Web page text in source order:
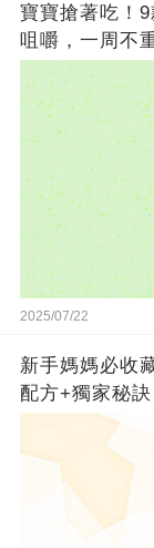
寶寶搶著吃！
咀嚼，一周不
2025/07/22
新手媽媽必收
配方+獨家秘